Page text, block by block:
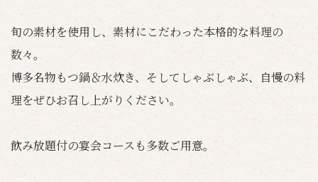
旬の素材を使用し、素材にこだわった本格的な料理の
数々。
博多名物もつ鍋＆水炊き、そしてしゃぶしゃぶ、自慢の料
理をぜひお召し上がりください。
飲み放題付の宴会コースも多数ご用意。